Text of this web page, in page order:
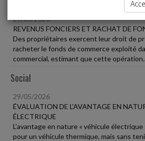
29/05/2026
REVENUS FONCIERS ET RACHAT DE
Des propriétaires exercent leur droit de
racheter le fonds de commerce exploité
commercial, estimant que cette
Social
29/05/2026
ÉVALUATION DE L'AVANTAGE EN
ÉLECTRIQUE
L'avantage en nature « véhicule électrique
pour un véhicule thermique, mais sans